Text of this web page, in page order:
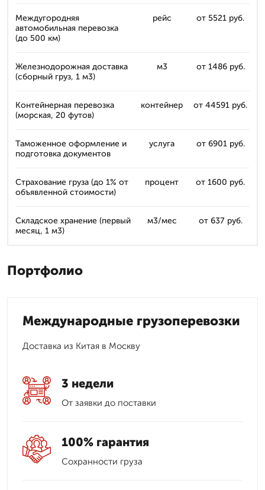
Междугородняя
автомобильная перевозка
(до 500 км)
рейс от 5521 руб.
Железнодорожная доставка
(сборный груз, 1 м3)
м3 от 1486 руб.
Контейнерная перевозка
(морская, 20 футов)
контейнер от 44591 руб.
Таможенное оформление и
подготовка документов
услуга от 6901 руб.
Страхование груза (до 1% от
объявленной стоимости)
процент от 1600 руб.
Складское хранение (первый
месяц, 1 м3)
м3/мес от 637 руб.
Портфолио
Международные грузоперевозки
Доставка из Китая в Москву
3 недели
От заявки до поставки
100% гарантия
Сохранности груза